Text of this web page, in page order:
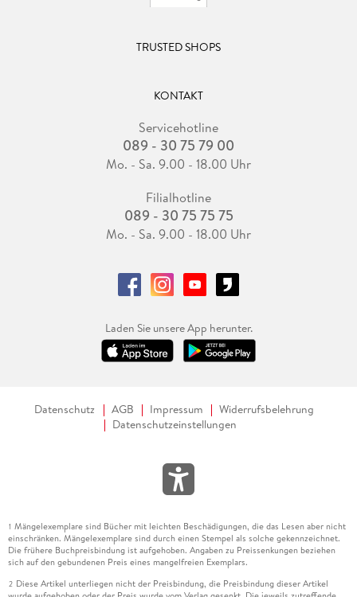
TRUSTED SHOPS
KONTAKT
Servicehotline
089 - 30 75 79 00
Mo. - Sa. 9.00 - 18.00 Uhr
Filialhotline
089 - 30 75 75 75
Mo. - Sa. 9.00 - 18.00 Uhr
Laden Sie unsere App herunter.
Datenschutz AGB Impressum
Widerrufsbelehrung
Datenschutzeinstellungen
1 Mängelexemplare sind Bücher mit leichten Beschädigungen, die das Lesen aber nicht
einschränken. Mängelexemplare sind durch einen Stempel als solche gekennzeichnet.
Die frühere Buchpreisbindung ist aufgehoben. Angaben zu Preissenkungen beziehen
sich auf den gebundenen Preis eines mangelfreien Exemplars.
2 Diese Artikel unterliegen nicht der Preisbindung, die Preisbindung dieser Artikel